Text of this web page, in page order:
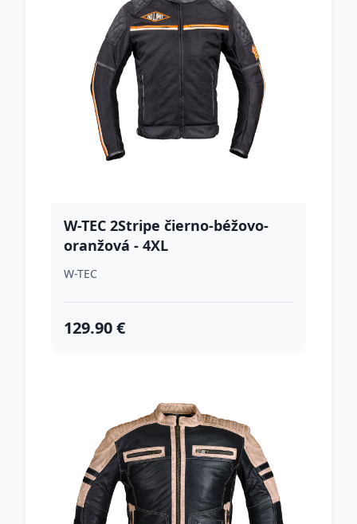
W-TEC 2Stripe čierno-béžovo-
oranžová - 4XL
W-TEC
129.90 €